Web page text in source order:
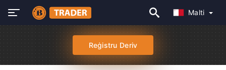
Malti
Reġistru Deriv